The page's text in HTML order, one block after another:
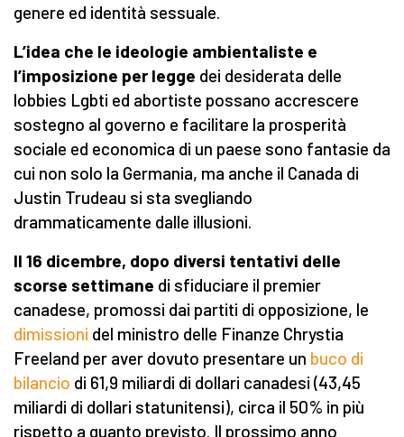
genere ed identità sessuale.
L’idea che le ideologie ambientaliste e
l’imposizione per legge dei desiderata delle
lobbies Lgbti ed abortiste possano accrescere
sostegno al governo e facilitare la prosperità
sociale ed economica di un paese sono fantasie da
cui non solo la Germania, ma anche il Canada di
Justin Trudeau si sta svegliando
drammaticamente dalle illusioni.
Il 16 dicembre, dopo diversi tentativi delle
scorse settimane di sfiduciare il premier
canadese, promossi dai partiti di opposizione, le
dimissioni del ministro delle Finanze Chrystia
Freeland per aver dovuto presentare un buco di
bilancio di 61,9 miliardi di dollari canadesi (43,45
miliardi di dollari statunitensi), circa il 50% in più
rispetto a quanto previsto. Il prossimo anno